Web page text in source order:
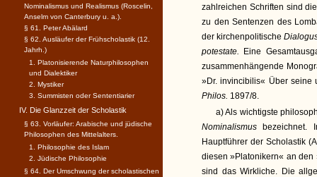
zahlreichen Schriften sind
zu den Sentenzen des
der kirchenpolitische
potestate.
Eine
zusammenhängende
»Dr. invincibilis« Über
Philos. 1897/8.
a) Als wichtigste
Nominalismus bezeichnet.
Hauptführer der Scholastik
diesen »Platonikern« an
sind das Wirkliche. Die
Nominalismus und Realismus (Roscelin,
Anselm von Canterbury u. a.).
§ 61. Peter Abälard
§ 62. Ausläufer der Frühscholastik (12.
Jahrh.)
1. Platonisierende Naturphilosophen
und Dialektiker
2. Mystiker
3. Summisten oder Sententiarier
IV. Die Glanzzeit der Scholastik
§ 63. Vorläufer: Arabische und jüdische
Philosophen des Mittelalters.
1. Philosophie des Islam
2. Jüdische Philosophie
§ 64. Der Umschwung der scholastischen